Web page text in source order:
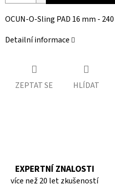
OCUN-O-Sling PAD 16 mm -
Detailní informace
ZEPTAT SE HLÍDAT
EXPERTNÍ ZNALOSTI
více než 20 let zkušeností